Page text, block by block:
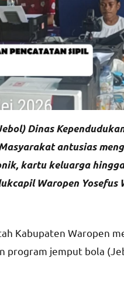
Dinas
antusias
kartu keluarga
Waropen Yosefus
Kabupaten Waropen
program jemput bola